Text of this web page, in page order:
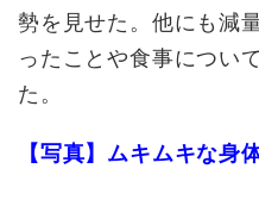
勢を見せた。他にも減
ったことや食事につい
た。
【写真】ムキムキな身